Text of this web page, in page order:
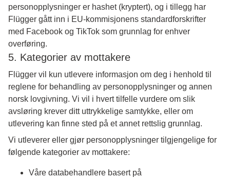
personopplysninger er hashet (kryptert), og i tillegg har
Flügger gått inn i EU-kommisjonens standardforskrifter
med Facebook og TikTok som grunnlag for enhver
overføring.
5. Kategorier av mottakere
Flügger vil kun utlevere informasjon om deg i henhold til
reglene for behandling av personopplysninger og annen
norsk lovgivning. Vi vil i hvert tilfelle vurdere om slik
avsløring krever ditt uttrykkelige samtykke, eller om
utlevering kan finne sted på et annet rettslig grunnlag.
Vi utleverer eller gjør personopplysninger tilgjengelige for
følgende kategorier av mottakere:
Våre databehandlere basert på